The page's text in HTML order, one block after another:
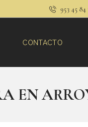
953 45 84
CONTACTO
EN